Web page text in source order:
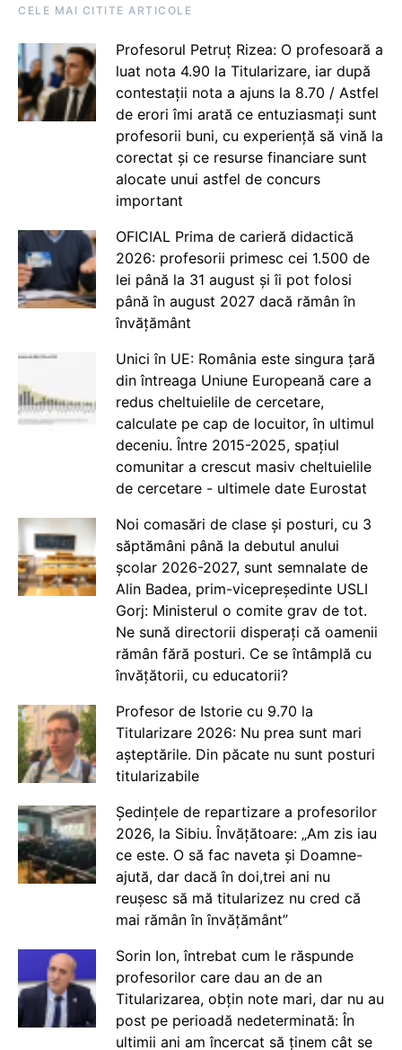
CELE MAI CITITE ARTICOLE
Profesorul Petruț Rizea: O profesoară a
luat nota 4.90 la Titularizare, iar după
contestații nota a ajuns la 8.70 / Astfel
de erori îmi arată ce entuziasmați sunt
profesorii buni, cu experiență să vină la
corectat și ce resurse financiare sunt
alocate unui astfel de concurs
important
OFICIAL Prima de carieră didactică
2026: profesorii primesc cei 1.500 de
lei până la 31 august și îi pot folosi
până în august 2027 dacă rămân în
învățământ
Unici în UE: România este singura țară
din întreaga Uniune Europeană care a
redus cheltuielile de cercetare,
calculate pe cap de locuitor, în ultimul
deceniu. Între 2015-2025, spațiul
comunitar a crescut masiv cheltuielile
de cercetare - ultimele date Eurostat
Noi comasări de clase și posturi, cu 3
săptămâni până la debutul anului
școlar 2026-2027, sunt semnalate de
Alin Badea, prim-vicepreședinte USLI
Gorj: Ministerul o comite grav de tot.
Ne sună directorii disperați că oamenii
rămân fără posturi. Ce se întâmplă cu
învățătorii, cu educatorii?
Profesor de Istorie cu 9.70 la
Titularizare 2026: Nu prea sunt mari
așteptările. Din păcate nu sunt posturi
titularizabile
Ședințele de repartizare a profesorilor
2026, la Sibiu. Învățătoare: „Am zis iau
ce este. O să fac naveta și Doamne-
ajută, dar dacă în doi,trei ani nu
reușesc să mă titularizez nu cred că
mai rămân în învățământ”
Sorin Ion, întrebat cum le răspunde
profesorilor care dau an de an
Titularizarea, obțin note mari, dar nu au
post pe perioadă nedeterminată: În
ultimii ani am încercat să ținem cât se